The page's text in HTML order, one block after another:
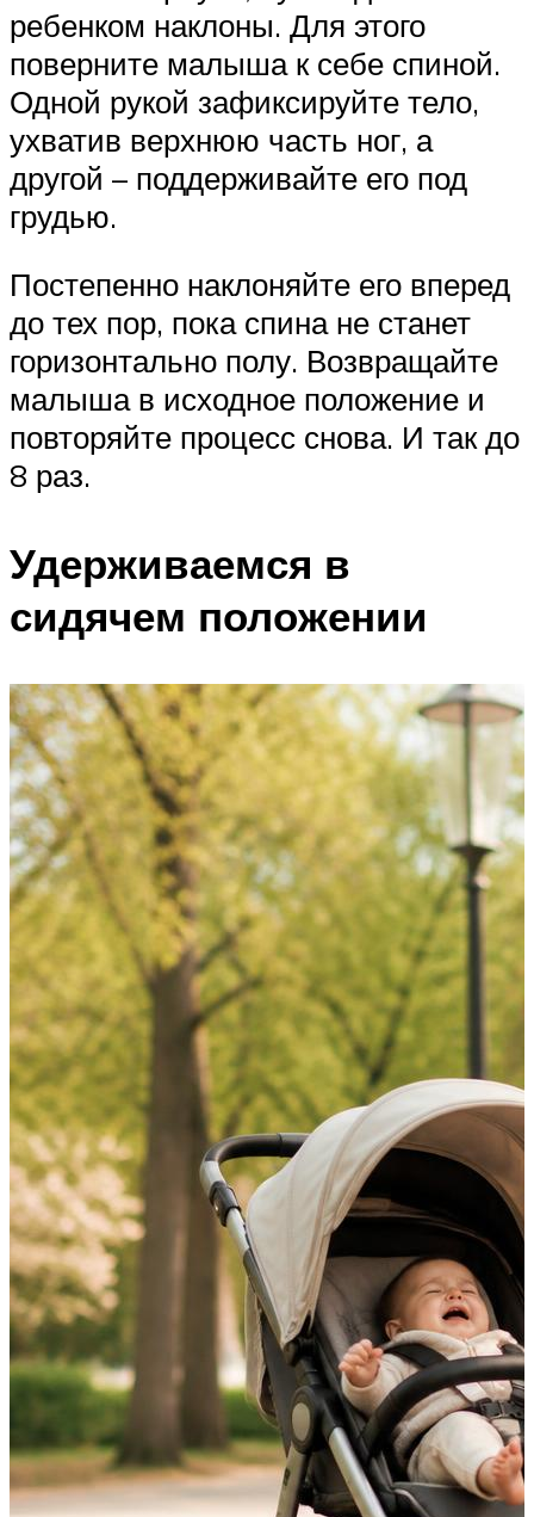
ребенком наклоны. Для этого
поверните малыша к себе спиной.
Одной рукой зафиксируйте тело,
ухватив верхнюю часть ног, а
другой – поддерживайте его под
грудью.
Постепенно наклоняйте его вперед
до тех пор, пока спина не станет
горизонтально полу. Возвращайте
малыша в исходное положение и
повторяйте процесс снова. И так до
8 раз.
Удерживаемся в
сидячем положении